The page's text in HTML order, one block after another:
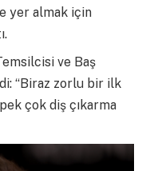
yer almak için
ve Baş
“Biraz zorlu bir ilk
çok diş çıkarma